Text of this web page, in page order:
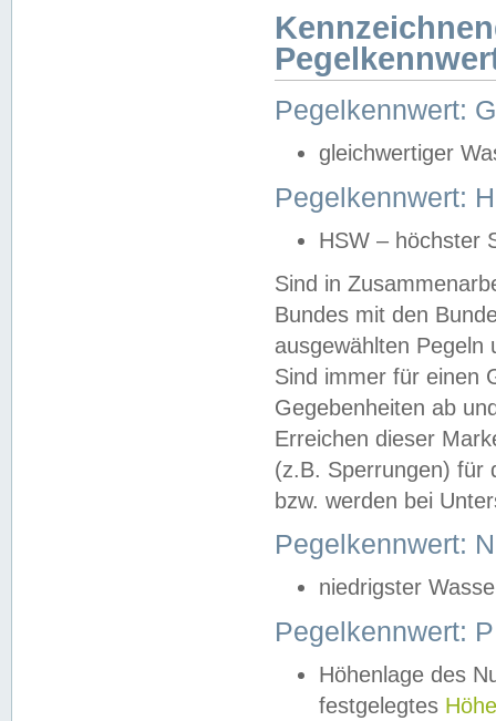
Pegelkennwert:
gleichwertiger
Pegelkennwert:
HSW – höchster
Sind in
Bundes mit den
ausgewählten
Sind immer für einen
Gegebenheiten ab
Erreichen dieser
(z.B. Sperrungen) für
bzw. werden bei
Pegelkennwert:
niedrigster
Pegelkennwert:
Höhenlage des
festgelegtes